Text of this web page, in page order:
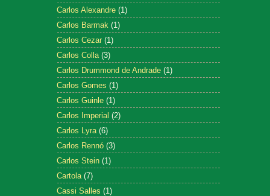
Carlos Alexandre (1)
Carlos Barmak (1)
Carlos Cezar (1)
Carlos Colla (3)
Carlos Drummond de Andrade (1)
Carlos Gomes (1)
Carlos Guinle (1)
Carlos Imperial (2)
Carlos Lyra (6)
Carlos Rennó (3)
Carlos Stein (1)
Cartola (7)
Cassi Salles (1)